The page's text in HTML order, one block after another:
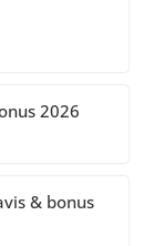
2026
& bonus